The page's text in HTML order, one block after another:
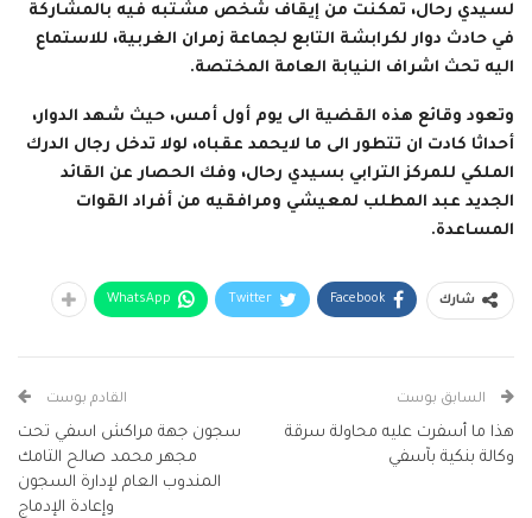
لسيدي رحال، تمكنت من إيقاف شخص مشتبه فيه بالمشاركة
في حادث دوار لكرابشة التابع لجماعة زمران الغربية، للاستماع
اليه تحث اشراف النيابة العامة المختصة.
وتعود وقائع هذه القضية الى يوم أول أمس، حيث شهد الدوار،
أحداثا كادت ان تتطور الى ما لايحمد عقباه، لولا تدخل رجال الدرك
الملكي للمركز الترابي بسيدي رحال، وفك الحصار عن القائد
الجديد عبد المطلب لمعيشي ومرافقيه من أفراد القوات
المساعدة.
شارك Facebook
Twitter
WhatsApp
السابق بوست
هذا ما أسفرت عليه محاولة سرقة
وكالة بنكية بآسفي
القادم بوست
سجون جهة مراكش اسفي تحت
مجهر محمد صالح التامك
المندوب العام لإدارة السجون
وإعادة الإدماج